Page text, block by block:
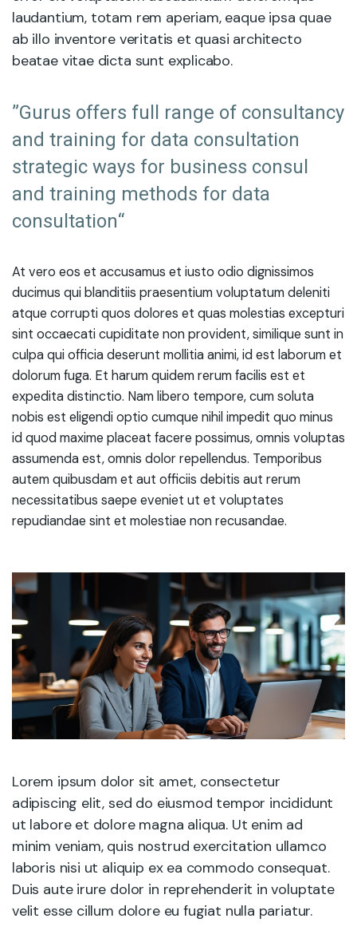
laudantium, totam rem aperiam, eaque ipsa quae
ab illo inventore veritatis et quasi architecto
beatae vitae dicta sunt explicabo.
”Gurus offers full range of consultancy
and training for data consultation
strategic ways for business consul
and training methods for data
consultation“
At vero eos et accusamus et iusto odio dignissimos
ducimus qui blanditiis praesentium voluptatum deleniti
atque corrupti quos dolores et quas molestias excepturi
sint occaecati cupiditate non provident, similique sunt in
culpa qui officia deserunt mollitia animi, id est laborum et
dolorum fuga. Et harum quidem rerum facilis est et
expedita distinctio. Nam libero tempore, cum soluta
nobis est eligendi optio cumque nihil impedit quo minus
id quod maxime placeat facere possimus, omnis voluptas
assumenda est, omnis dolor repellendus. Temporibus
autem quibusdam et aut officiis debitis aut rerum
necessitatibus saepe eveniet ut et voluptates
repudiandae sint et molestiae non recusandae.
Lorem ipsum dolor sit amet, consectetur
adipiscing elit, sed do eiusmod tempor incididunt
ut labore et dolore magna aliqua. Ut enim ad
minim veniam, quis nostrud exercitation ullamco
laboris nisi ut aliquip ex ea commodo consequat.
Duis aute irure dolor in reprehenderit in voluptate
velit esse cillum dolore eu fugiat nulla pariatur.